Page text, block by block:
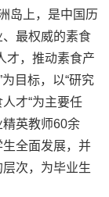
岛上，是中国历
最权威的素食
才，推动素食产
目标，以“研究
才“为主要任
英教师60余
全面发展，并
次，为毕业生